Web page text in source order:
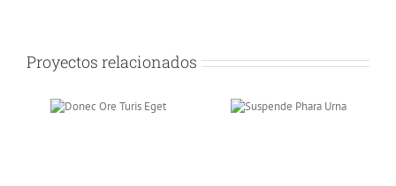
Proyectos relacionados
Suspende